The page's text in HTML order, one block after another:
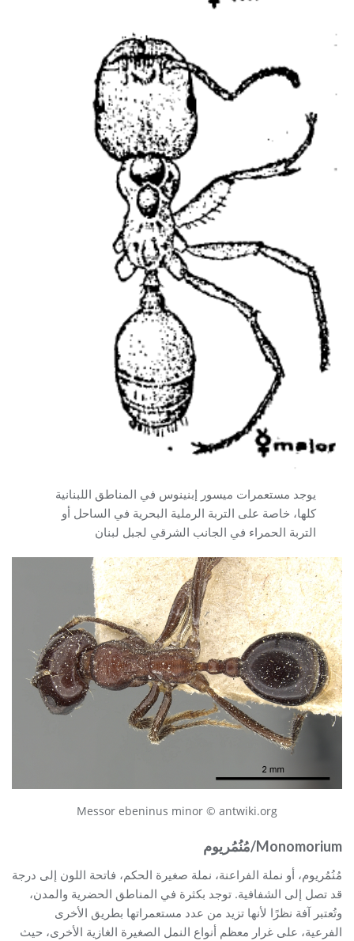
يوجد مستعمرات ميسور إبنينوس في المناطق اللبنانية
كلها، خاصة على التربة الرملية البحرية في الساحل أو
التربة الحمراء في الجانب الشرقي لجبل لبنان
Messor ebeninus minor © antwiki.org
Monomorium/مُنُمُريوم
مُنُمُريوم، أو نملة الفراعنة، نملة صغيرة الحكم، فاتحة اللون إلى درجة
قد تصل إلى الشفافية. توجد بكثرة في المناطق الحضرية والمدن،
وتُعتبر آفة نظرًا لأنها تزيد من عدد مستعمراتها بطريق الأخرى
الفرعية، على غرار معظم أنواع النمل الصغيرة الغازية الأخرى، حيث